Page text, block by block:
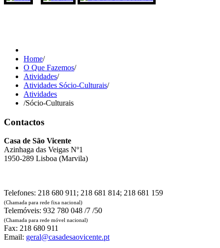
Home/
O Que Fazemos/
Atividades/
Atividades Sócio-Culturais/
Atividades
/Sócio-Culturais
Contactos
Casa de São Vicente
Azinhaga das Veigas Nº1
1950-289 Lisboa (Marvila)
Telefones: 218 680 911; 218 681 814; 218 681 159
(Chamada para rede fixa nacional)
Telemóveis: 932 780 048 /7 /50
(Chamada para rede móvel nacional)
Fax: 218 680 911
Email: geral@casadesaovicente.pt